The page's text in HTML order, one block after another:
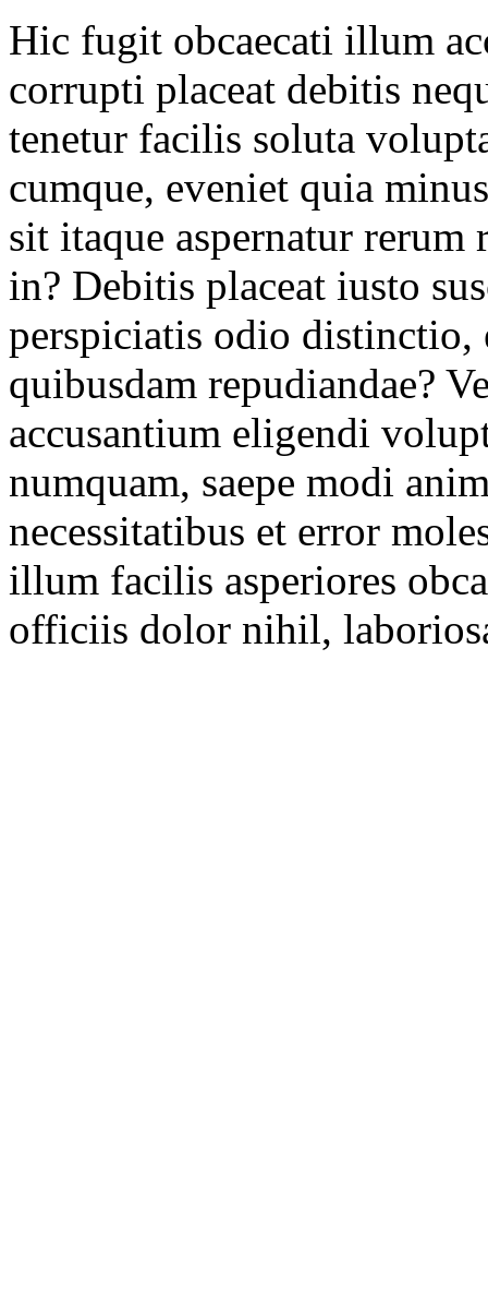
Hic fugit obcaecati illum
corrupti placeat debitis
tenetur facilis soluta
cumque, eveniet quia
sit itaque aspernatur rerum
in? Debitis placeat iusto
perspiciatis odio distinctio,
quibusdam repudiandae?
accusantium eligendi
numquam, saepe modi
necessitatibus et error
illum facilis asperiores
officiis dolor nihil,